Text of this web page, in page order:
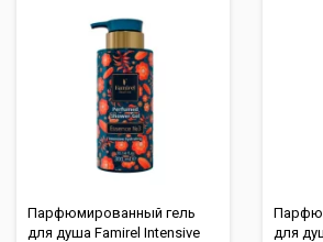
Парфюмированный гель
для душа Famirel Intensive
для